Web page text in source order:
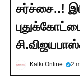
சர்ச்சை..!
Kalki Online 2